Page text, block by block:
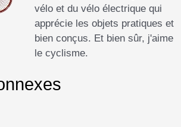
vélo et du vélo électrique qui
apprécie les objets pratiques et
bien conçus. Et bien sûr, j'aime
le cyclisme.